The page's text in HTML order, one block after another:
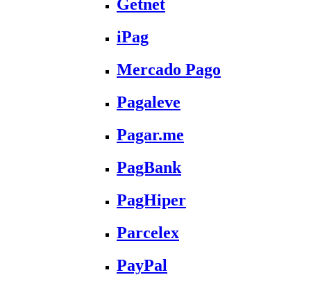
Getnet
iPag
Mercado Pago
Pagaleve
Pagar.me
PagBank
PagHiper
Parcelex
PayPal